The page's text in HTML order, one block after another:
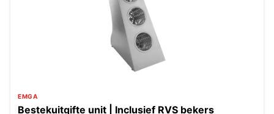
EMGA
Bestekuitgifte unit | Inclusief RVS bekers